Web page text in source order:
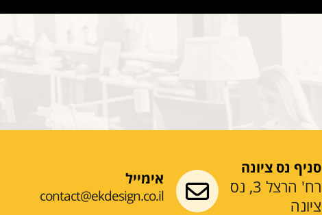
סניף נס ציונה
רח' הרצל 3, נס
ציונה
אימייל
contact@ekdesign.co.il